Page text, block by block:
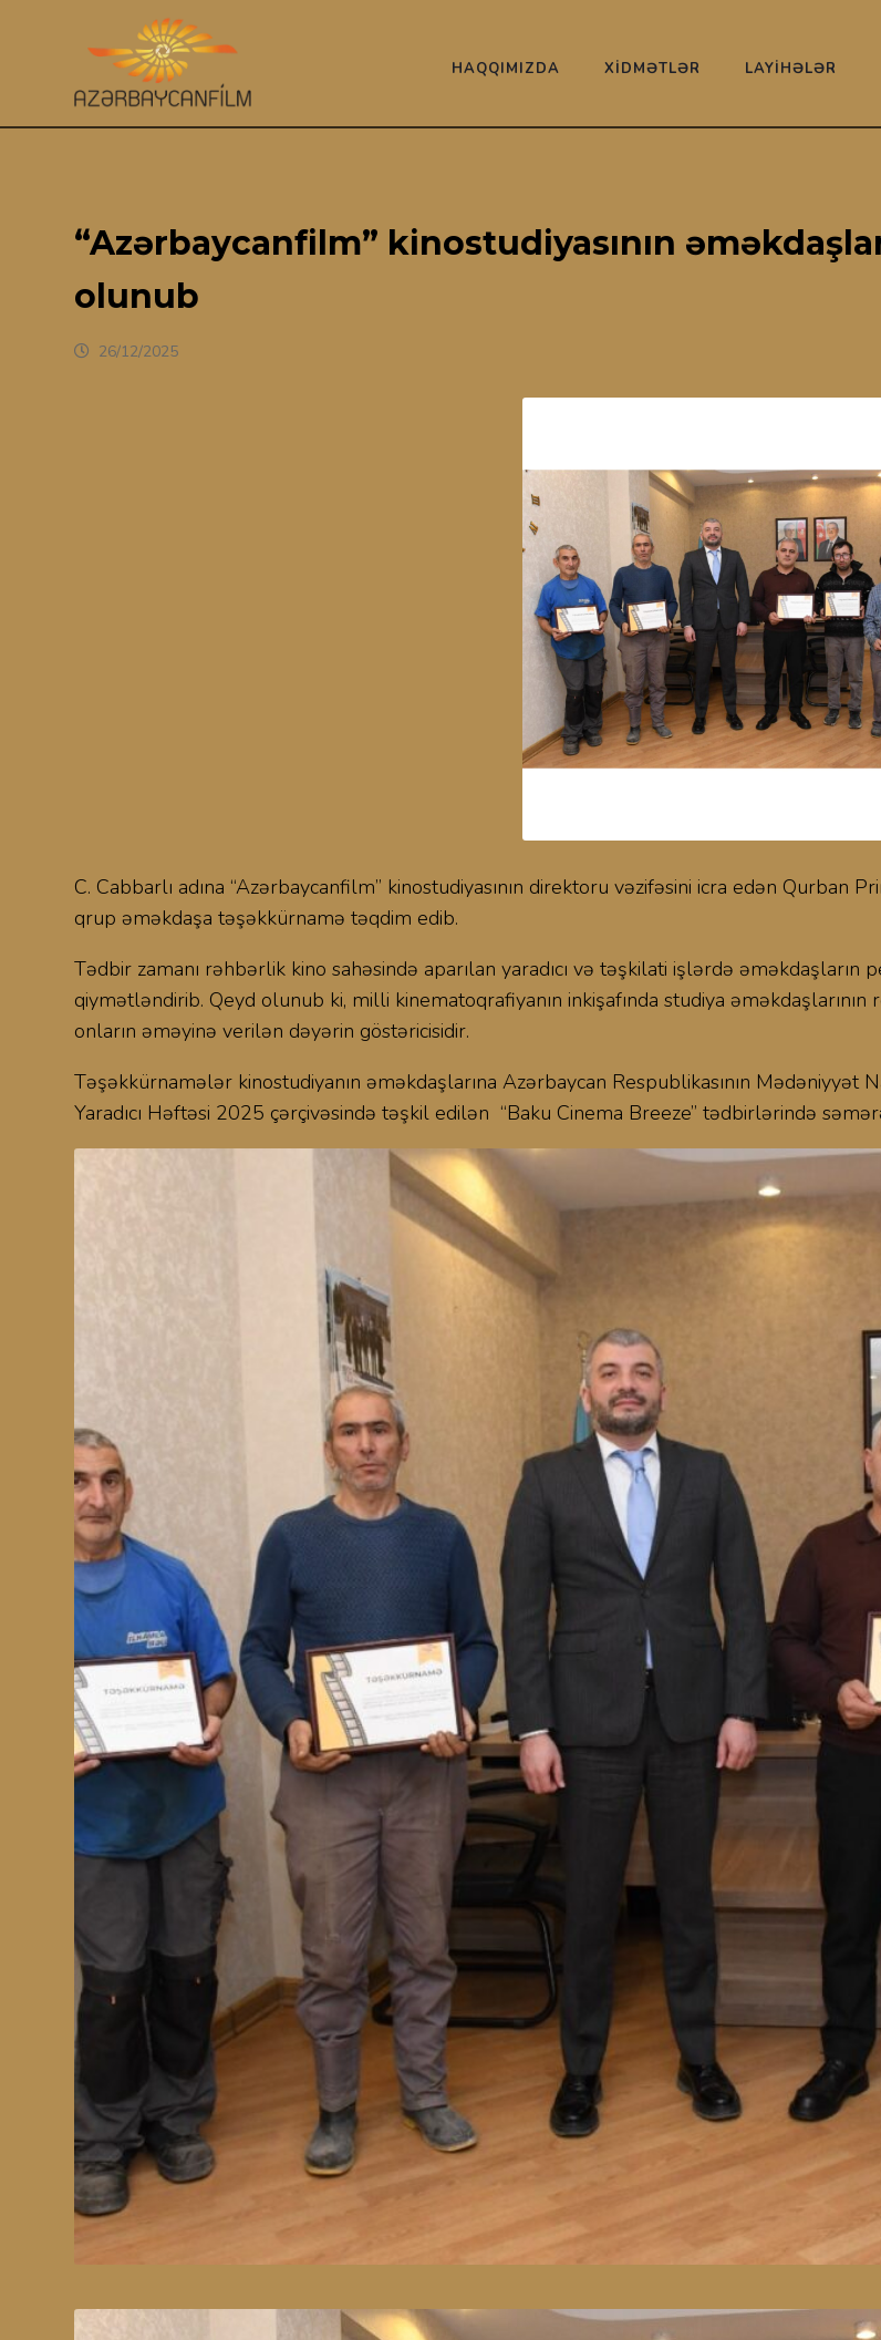
HAQQIMIZDA XİDMƏTLƏR LAYİHƏLƏR
“Azərbaycanfilm” kinostudiyasının
olunub
26/12/2025
C. Cabbarlı adına “Azərbaycanfilm” kinostudiyasının direktoru vəzifəsini icra edən
qrup əməkdaşa təşəkkürnamə təqdim edib.
Tədbir zamanı rəhbərlik kino sahəsində aparılan yaradıcı və təşkilati işlərdə əməkdaşların
qiymətləndirib. Qeyd olunub ki, milli kinematoqrafiyanın inkişafında studiya
onların əməyinə verilən dəyərin göstəricisidir.
Təşəkkürnamələr kinostudiyanın əməkdaşlarına Azərbaycan Respublikasının Mədəniyyət
Yaradıcı Həftəsi 2025 çərçivəsində təşkil edilən “Baku Cinema Breeze” tədbirlərində